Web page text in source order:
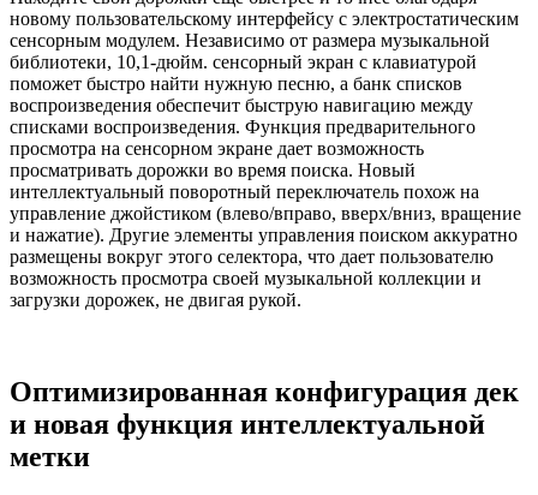
новому пользовательскому интерфейсу с электростатическим
сенсорным модулем. Независимо от размера музыкальной
библиотеки, 10,1-дюйм. сенсорный экран с клавиатурой
поможет быстро найти нужную песню, а банк списков
воспроизведения обеспечит быструю навигацию между
списками воспроизведения. Функция предварительного
просмотра на сенсорном экране дает возможность
просматривать дорожки во время поиска. Новый
интеллектуальный поворотный переключатель похож на
управление джойстиком (влево/вправо, вверх/вниз, вращение
и нажатие). Другие элементы управления поиском аккуратно
размещены вокруг этого селектора, что дает пользователю
возможность просмотра своей музыкальной коллекции и
загрузки дорожек, не двигая рукой.
Оптимизированная конфигурация дек
и новая функция интеллектуальной
метки